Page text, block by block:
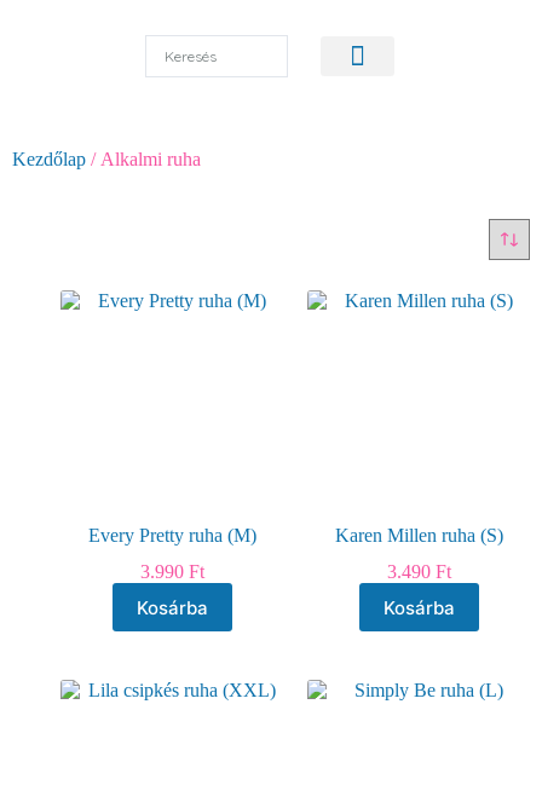
Alkalmi ruhák
Kezdőlap / Alkalmi ruha
Every Pretty ruha (M)
3.990 Ft
Kosárba
Karen Millen ruha (S)
3.490 Ft
Kosárba